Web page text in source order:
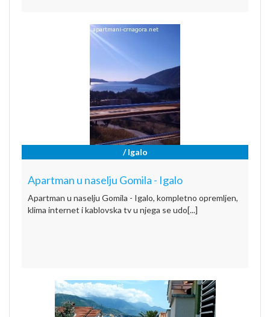
/ Igalo
Apartman u naselju Gomila - Igalo
Apartman u naselju Gomila - Igalo, kompletno opremljen,
klima internet i kablovska tv u njega se udo[...]